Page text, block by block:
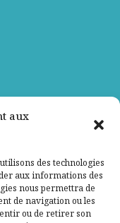
aux
des technologies
aux informations des
nous permettra de
de navigation ou les
ou de retirer son